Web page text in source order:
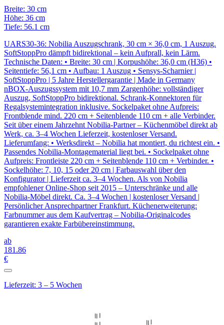
Breite: 30 cm
Höhe: 36 cm
Tiefe: 56.1 cm
UARS30-36: Nobilia Auszugschrank, 30 cm × 36,0 cm, 1 Auszug.
SoftStoppPro dämpft bidirektional – kein Aufprall, kein Lärm.
Technische Daten: • Breite: 30 cm | Korpushöhe: 36,0 cm (H36) •
Seitentiefe: 56,1 cm • Aufbau: 1 Auszug • Sensys-Scharnier |
SoftStoppPro | 5 Jahre Herstellergarantie | Made in Germany
nBOX-Auszugssystem mit 10,7 mm Zargenhöhe: vollständiger
Auszug, SoftStoppPro bidirektional. Schrank-Konnektoren für
Regalsystemintegration inklusive. Sockelpaket ohne Aufpreis:
Frontblende mind. 220 cm + Seitenblende 110 cm + alle Verbinder.
Seit über einem Jahrzehnt Nobilia-Partner – Küchenmöbel direkt ab
Werk, ca. 3–4 Wochen Lieferzeit, kostenloser Versand.
Lieferumfang: • Werksdirekt – Nobilia hat montiert, du richtest ein. •
Passendes Nobilia-Montagematerial liegt bei. • Sockelpaket ohne
Aufpreis: Frontleiste 220 cm + Seitenblende 110 cm + Verbinder. •
Sockelhöhe: 7, 10, 15 oder 20 cm | Farbauswahl über den
Konfigurator | Lieferzeit ca. 3–4 Wochen. Als von Nobilia
empfohlener Online-Shop seit 2015 – Unterschränke und alle
Nobilia-Möbel direkt. Ca. 3–4 Wochen | kostenloser Versand |
Persönlicher Ansprechpartner Frankfurt. Küchenerweiterung:
Farbnummer aus dem Kaufvertrag – Nobilia-Originalcodes
garantieren exakte Farbübereinstimmung.
ab
181 .86
€
Lieferzeit: 3 – 5 Wochen